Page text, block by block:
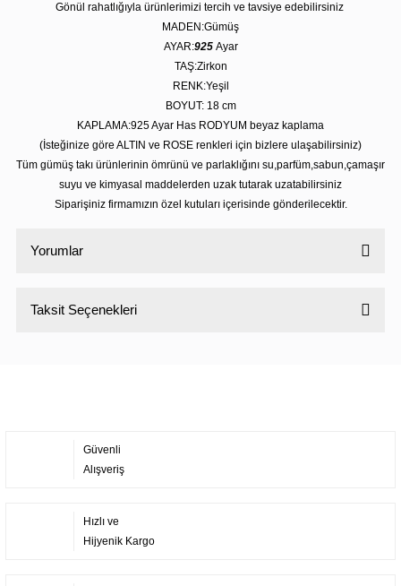
Gönül rahatlığıyla ürünlerimizi tercih ve tavsiye edebilirsiniz
MADEN:Gümüş
AYAR:925 Ayar
TAŞ:Zirkon
RENK:Yeşil
BOYUT: 18 cm
KAPLAMA:925 Ayar Has RODYUM beyaz kaplama
(İsteğinize göre ALTIN ve ROSE renkleri için bizlere ulaşabilirsiniz)
Tüm gümüş takı ürünlerinin ömrünü ve parlaklığını su,parfüm,sabun,çamaşır
suyu ve kimyasal maddelerden uzak tutarak uzatabilirsiniz
Siparişiniz firmamızın özel kutuları içerisinde gönderilecektir.
Yorumlar
Taksit Seçenekleri
Güvenli
Alışveriş
Hızlı ve
Hijyenik Kargo